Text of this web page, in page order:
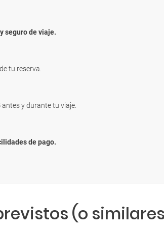
seguro de viaje.
de tu reserva.
antes y durante tu viaje.
de pago.
(o